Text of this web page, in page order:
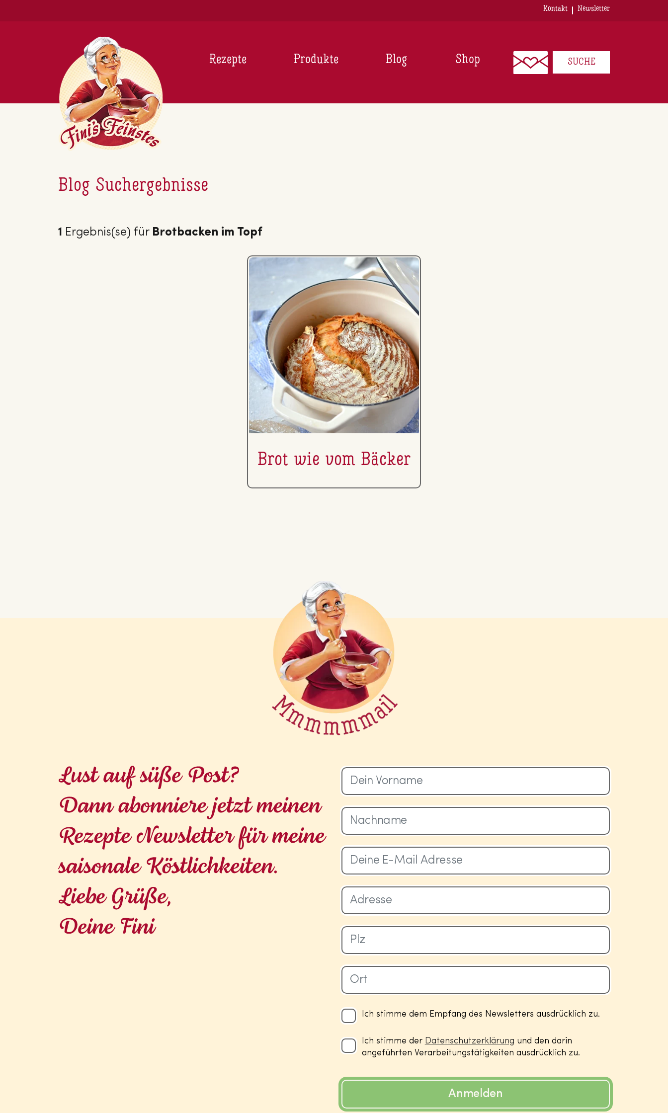
Kontakt Newsletter
Rezepte Produkte Blog Shop SUCHE
Blog Suchergebnisse
1 Ergebnis(se) für Brotbacken im Topf
Brot wie vom Bäcker
Ich stimme dem Empfang des Newsletters ausdrücklich zu.
Ich stimme der Datenschutzerklärung und den darin
angeführten Verarbeitungstätigkeiten ausdrücklich zu.
Anmelden